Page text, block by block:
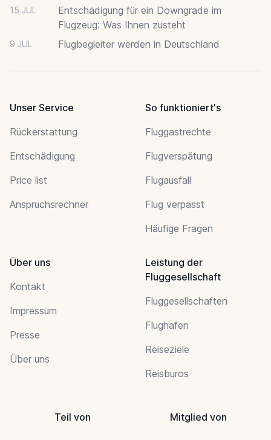
15 JUL
Entschädigung für ein Downgrade im
Flugzeug: Was Ihnen zusteht
9 JUL Flugbegleiter werden in Deutschland
Unser Service
Rückerstattung
Entschädigung
Price list
Anspruchsrechner
So funktioniert's
Fluggastrechte
Flugverspätung
Flugausfall
Flug verpasst
Häufige Fragen
Über uns
Kontakt
Impressum
Presse
Über uns
Leistung der
Fluggesellschaft
Fluggesellschaften
Flughafen
Reiseziele
Reisburos
Teil von Mitglied von